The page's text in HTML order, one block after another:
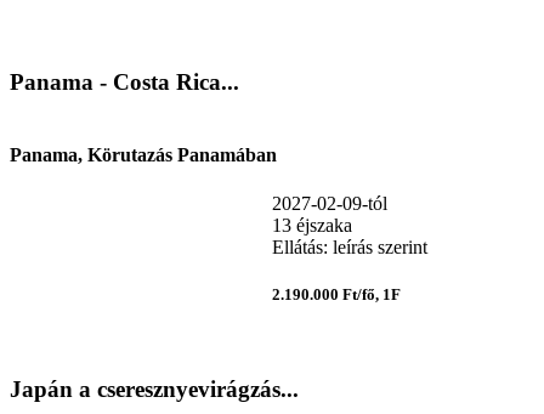
Panama - Costa Rica...
Panama, Körutazás Panamában
2027-02-09-tól
13 éjszaka
Ellátás: leírás szerint
2.190.000 Ft/fő, 1F
Japán a cseresznyevirágzás...